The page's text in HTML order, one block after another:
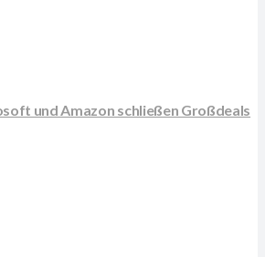
und Amazon schließen Großdeals